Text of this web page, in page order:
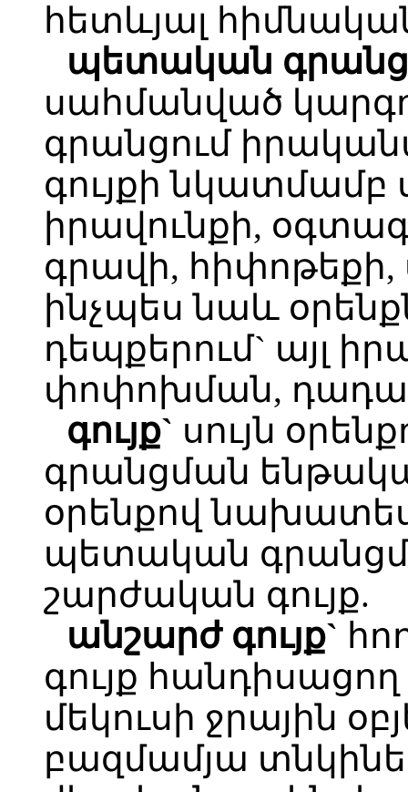
հետևյալ
պետական
սահմանված
գրանցում
գույքի
իրավունքի,
գրավի, հիփոթեքի,
ինչպես նաև
դեպքերում` այլ
փոփոխման,
գույք` սույն
գրանցման
օրենքով
պետական
շարժական գույք.
անշարժ գույք`
գույք
մեկուսի ջրային
բազմամյա